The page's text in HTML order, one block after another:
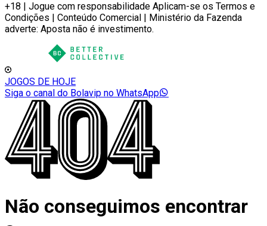
+18 | Jogue com responsabilidade Aplicam-se os Termos e
Condições | Conteúdo Comercial | Ministério da Fazenda
adverte: Aposta não é investimento.
JOGOS DE HOJE
Siga o canal do Bolavip no WhatsApp
Não conseguimos encontrar